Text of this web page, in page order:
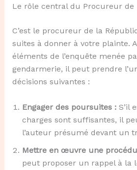
Le rôle central du Procureur de
C’est le procureur de la
suites à donner à votre plainte.
éléments de l’enquête menée
gendarmerie, il peut prendre
décisions suivantes :
Engager des poursuites :S’il
charges sont suffisantes, il
l’auteur présumé devant un
Mettre en œuvre une
peut proposer un rappel à la